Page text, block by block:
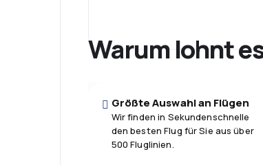
Warum lohnt
Größte Auswahl an Flügen
Wir finden in Sekundenschnelle
den besten Flug für Sie aus über
500 Fluglinien.